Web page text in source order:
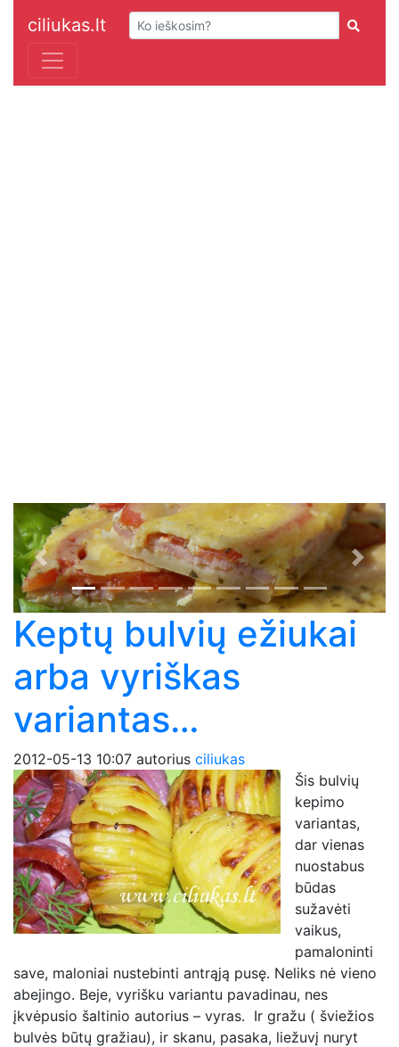
ciliukas.lt
Previous Next
Keptų bulvių ežiukai
arba vyriškas
variantas…
2012-05-13 10:07 autorius ciliukas
Šis bulvių
kepimo
variantas,
dar vienas
nuostabus
būdas
sužavėti
vaikus,
pamaloninti
save, maloniai nustebinti antrąją pusę. Neliks nė vieno
abejingo. Beje, vyrišku variantu pavadinau, nes
įkvėpusio šaltinio autorius – vyras. Ir gražu ( šviežios
bulvės būtų gražiau), ir skanu, pasaka, liežuvį nuryt